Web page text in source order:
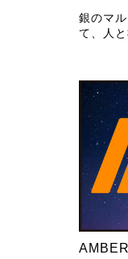
銀のマ
て、人